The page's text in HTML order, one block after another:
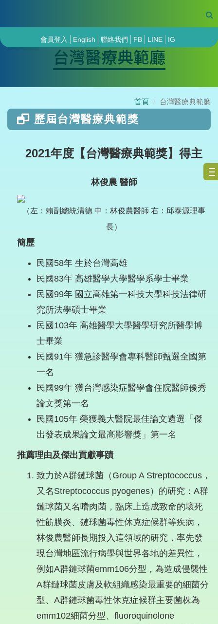
會員登入 English 聯絡我們 FB LINE IG
台灣醫療典範廳
首頁 台灣醫療典範廳
歷屆台灣醫療典範獎
2021年度【台灣醫療典範獎】得主
林俊農 醫師
（左：賴副總統清德 中：林俊農醫師 右：邱泰源理事
長）
簡歷
民國58年 生於台灣高雄
民國83年 高雄醫學大學醫學系學士畢業
民國99年 國立高雄第一科技大學科技法律研
究所法學碩士畢業
民國103年 高雄醫學大學醫學研究所醫學博
士畢業
民國91年 獲急診醫學會專科醫師甄選全國第
一名
民國99年 獲台灣感染症醫學會住院醫師優秀
論文獎第一名
民國105年 榮獲義大醫院最佳論文遴選「傑
出發表成果論文最高影響獎」第一名
推薦理由及傑出貢獻事蹟
致力於A群鏈球菌（Group A Streptococcus，
又名Streptococcus pyogenes）的研究：A群
鏈球菌又名嗜肉菌，臨床上造成致命的壞死
性筋膜炎、鏈球菌毒性休克症候群等疾病，
林俊農醫師長期投入這領域的研究，率先發
現台灣地區流行病學與世界各地的差異性，
例如A群鏈球菌emm106分型，為造成侵襲性
A群鏈球菌皮膚及軟組織感染最重要的細菌分
型、A群鏈球菌毒性休克症候群主要菌株為
emm102細菌分型、fluoroquinolone